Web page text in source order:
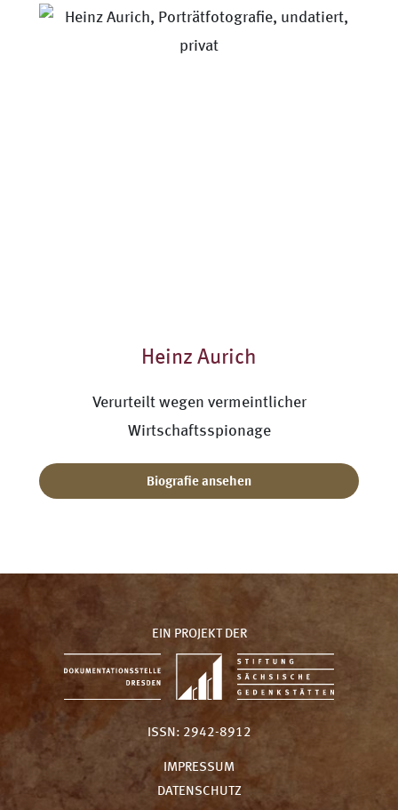
Heinz Aurich
Verurteilt wegen vermeintlicher
Wirtschaftsspionage
Biografie ansehen
EIN PROJEKT DER
ISSN: 2942-8912
IMPRESSUM
DATENSCHUTZ